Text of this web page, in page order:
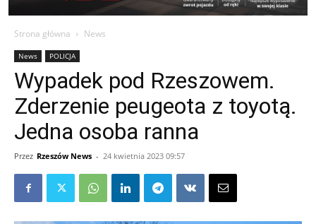
Strona główna News
News POLICJA
Wypadek pod Rzeszowem.
Zderzenie peugeota z toyotą.
Jedna osoba ranna
Przez Rzeszów News - 24 kwietnia 2023 09:57